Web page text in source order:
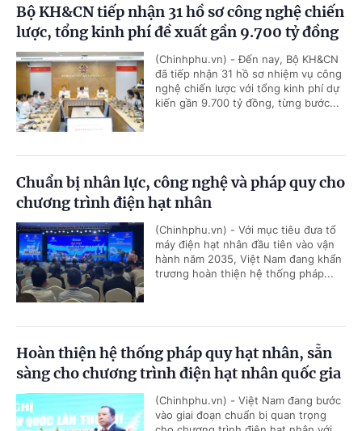
Bộ KH&CN tiếp nhận 31 hồ sơ công nghệ chiến
lược, tổng kinh phí đề xuất gần 9.700 tỷ đồng
(Chinhphu.vn) - Đến nay, Bộ KH&CN
đã tiếp nhận 31 hồ sơ nhiệm vụ công
nghệ chiến lược với tổng kinh phí dự
kiến gần 9.700 tỷ đồng, từng bước...
Chuẩn bị nhân lực, công nghệ và pháp quy cho
chương trình điện hạt nhân
(Chinhphu.vn) - Với mục tiêu đưa tổ
máy điện hạt nhân đầu tiên vào vận
hành năm 2035, Việt Nam đang khẩn
trương hoàn thiện hệ thống pháp...
Hoàn thiện hệ thống pháp quy hạt nhân, sẵn
sàng cho chương trình điện hạt nhân quốc gia
(Chinhphu.vn) - Việt Nam đang bước
vào giai đoạn chuẩn bị quan trọng